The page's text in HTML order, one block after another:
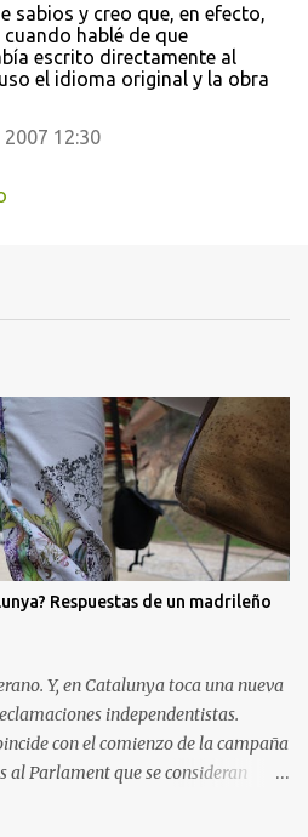
sabios y creo que, en efecto,
hablé de que
escrito directamente al
el idioma original y la obra
12:30
Respuestas de un madrileño
Y, en Catalunya toca una nueva
independentistas.
con el comienzo de la campaña
al Parlament que se consideran